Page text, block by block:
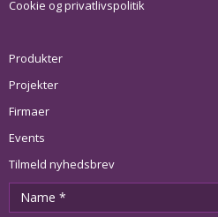
Cookie og privatlivspolitik
Produkter
Projekter
Firmaer
Events
Tilmeld nyhedsbrev